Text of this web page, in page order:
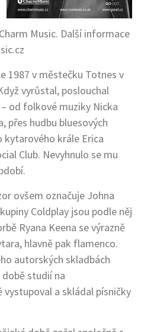
Music. Další informace
1987 v městečku Totnes v
vyrůstal, poslouchal
od folkové muziky Nicka
přes hudbu bluesových
kytarového krále Erica
Club. Nevyhnulo se mu
ovšem označuje Johna
Coldplay jsou podle něj
Ryana Keena se výrazně
hlavně pak flamenco.
autorských skladbách
studií na
a skládal písničky